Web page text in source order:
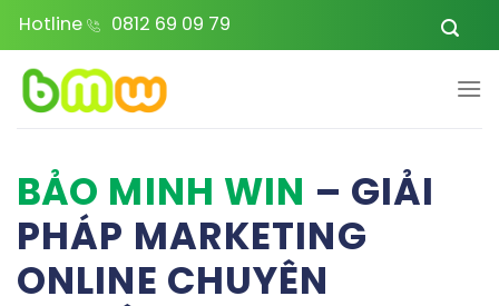
nội
dung
Hotline 0812 69 09 79
BẢO MINH WIN – GIẢI
PHÁP MARKETING
ONLINE CHUYÊN